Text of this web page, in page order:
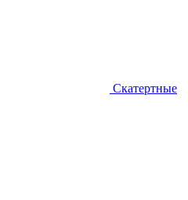
Скатертные